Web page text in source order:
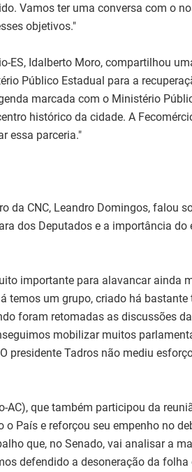
Vamos ter uma conversa com o
objetivos."
ES, Idalberto Moro, compartilhou
Público Estadual para a
marcada com o Ministério
histórico da cidade. A
essa parceria."
da CNC, Leandro Domingos, falou
dos Deputados e a importância do
importante para alavancar ainda
temos um grupo, criado há bastante
foram retomadas as discussões
mobilizar muitos
presidente Tadros não mediu
AC), que também participou da
o País e reforçou seu empenho no
que, no Senado, vai analisar a
defendido a desoneração da